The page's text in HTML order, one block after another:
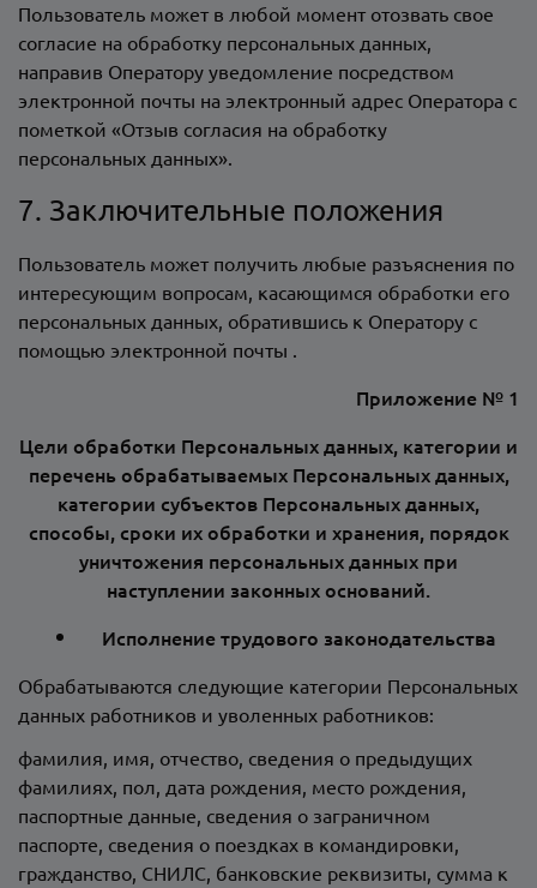
Пользователь может в любой момент отозвать свое
согласие на обработку персональных данных,
направив Оператору уведомление посредством
электронной почты на электронный адрес Оператора с
пометкой «Отзыв согласия на обработку
персональных данных».
7. Заключительные положения
Пользователь может получить любые разъяснения по
интересующим вопросам, касающимся обработки его
персональных данных, обратившись к Оператору с
помощью электронной почты .
Приложение № 1
Цели обработки Персональных данных, категории и
перечень обрабатываемых Персональных данных,
категории субъектов Персональных данных,
способы, сроки их обработки и хранения, порядок
уничтожения персональных данных при
наступлении законных оснований.
Исполнение трудового законодательства
Обрабатываются следующие категории Персональных
данных работников и уволенных работников:
фамилия, имя, отчество, сведения о предыдущих
фамилиях, пол, дата рождения, место рождения,
паспортные данные, сведения о заграничном
паспорте, сведения о поездках в командировки,
гражданство, СНИЛС, банковские реквизиты, сумма к